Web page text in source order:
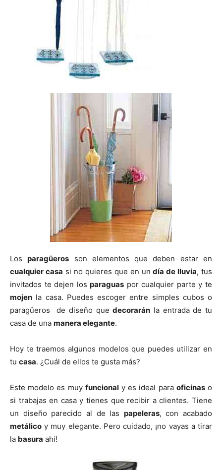
Losparagüeros son elementos que deben estar en
cualquier casa si no quieres que en un día de lluvia, tus
invitados te dejen losparaguas por cualquier parte y te
mojen la casa. Puedes escoger entre simples cubos o
paragüeros de diseño quedecorarán la entrada de tu
casa de una manera elegante.
Hoy te traemos algunos modelos que puedes utilizar en
tu casa. ¿Cuál de ellos te gusta más?
Este modelo es muy funcionaly es ideal para oficinaso
si trabajas en casa y tienes que recibir a clientes. Tiene
un diseño parecido al de las papeleras, con acabado
metálico y muy elegante. Pero cuidado, ¡no vayas a tirar
la basura ahí!